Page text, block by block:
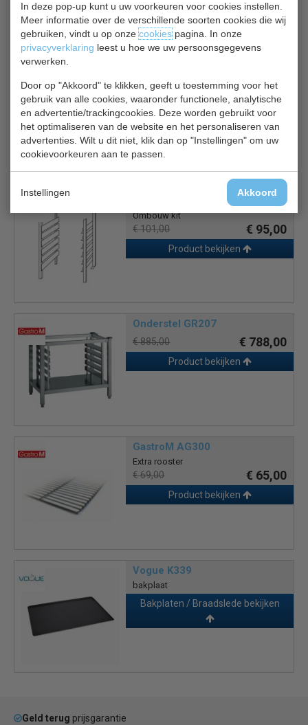
In deze pop-up kunt u uw voorkeuren voor cookies instellen.
Meer informatie over de verschillende soorten cookies die wij
gebruiken, vindt u op onzecookiespagina. In onze
privacyverklaring leest u hoe we uw persoonsgegevens
verwerken.
Door op "Akkoord" te klikken, geeft u toestemming voor het
gebruik van alle cookies, waaronder functionele, analytische
en advertentie/trackingcookies. Deze worden gebruikt voor
het optimaliseren van de website en het personaliseren van
advertenties. Wilt u dit niet, klik dan op "Instellingen" om uw
cookievoorkeuren aan te passen.
Instellingen Akkoord
Gebruiksvriendelijk bedieningspaneel
Deur voorzien van dubbel glas
2 ventilators
Te veranderen naar GN 1/1 afmeting
Inclusief 1 rooster
Geschikt voor 6x 60x40cm /6x GN 1/1
Optie: extra roosters, onderstel, ombouwkit.
Gerelateerde producten
Ombouw kit
€ 101,00 € 95,00
Product bekijken
Onderstel GR207
€ 885,00 € 788,00
Product bekijken
GastroM AG300
Extra rooster
€ 69,00 € 65,00
Product bekijken
Vogue K339
bakplaat
€ 32,50 € 31,00
Bakplaten / Braadslede bekijken
Geld terug prijsgarantie